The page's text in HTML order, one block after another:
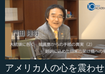
アメリカ人の心を震わせ